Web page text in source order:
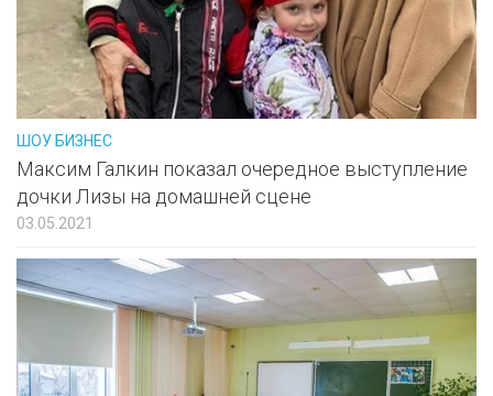
ШОУ БИЗНЕС
Максим Галкин показал очередное выступление
дочки Лизы на домашней сцене
03.05.2021